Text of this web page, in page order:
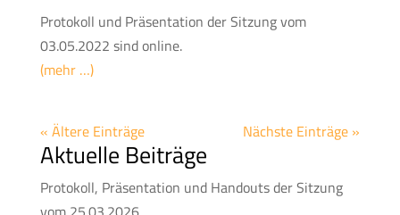
Protokoll und Präsentation der Sitzung vom
03.05.2022 sind online.
(mehr …)
« Ältere Einträge Nächste Einträge »
Aktuelle Beiträge
Protokoll, Präsentation und Handouts der Sitzung